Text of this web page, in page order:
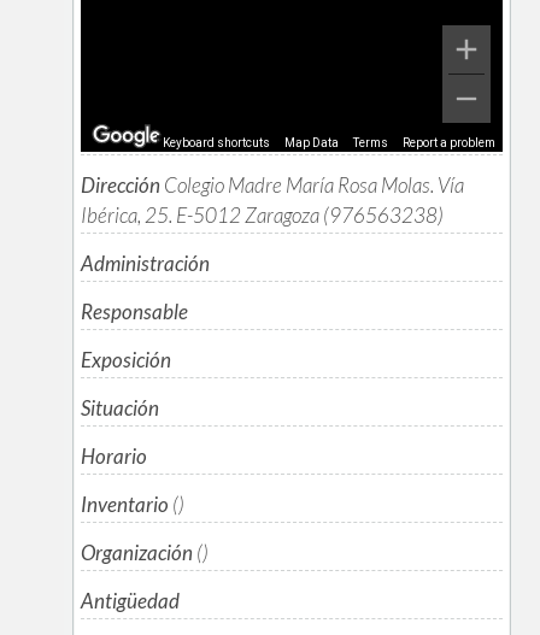
Keyboard shortcuts Map Data Terms Report a problem
Dirección Colegio Madre María Rosa Molas. Vía
Ibérica, 25. E-5012 Zaragoza (976563238)
Administración
Responsable
Exposición
Situación
Horario
Inventario ()
Organización ()
Antigüedad